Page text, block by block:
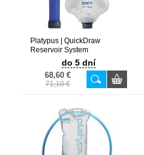
Platypus | QuickDraw
Reservoir System
do 5 dní
68,60 €
71,10 €